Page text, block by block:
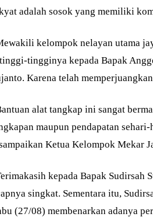
adalah sosok yang memiliki
kelompok nelayan utama
tingginya kepada Bapak
Karena telah
alat tangkap ini sangat
maupun pendapatan
Ketua Kelompok Mekar
kepada Bapak Sudirsah
singkat. Sementara itu,
(27/08) membenarkan adanya